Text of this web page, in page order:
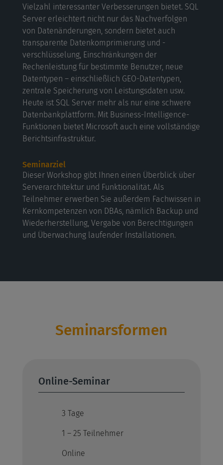
Vielzahl interessanter Verbesserungen bietet. SQL
Server erleichtert nicht nur das Nachverfolgen
von Datenänderungen, sondern bietet auch
transparente Datenkomprimierung und -
verschlüsselung, Einschränkungen der
Rechenleistung für bestimmte Benutzer, neue
Datentypen – einschließlich GEO-Datentypen,
zentrale Speicherung von Leistungsdaten usw.
Heute ist SQL Server mehr als nur eine schwere
Datenbankplattform. Mit Business-Intelligence-
Funktionen bietet Microsoft auch eine vollständige
Berichtsinfrastruktur.
Seminarziel
Dieser Workshop gibt Ihnen einen Überblick über
Serverarchitektur und Funktionalität. Als
Teilnehmer erwerben Sie außerdem Fachwissen in
Kernkompetenzen von DBAs, nämlich Backup und
Wiederherstellung, Vergabe von Berechtigungen
und Überwachung laufender Installationen.
Seminarsformen
Online-Seminar
3 Tage
1 – 25 Teilnehmer
Online